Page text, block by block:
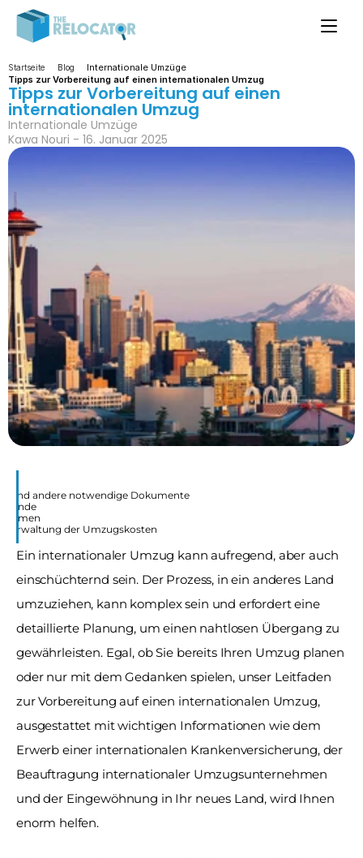
Startseite Blog
Internationale Umzüge
Tipps zur Vorbereitung auf einen internationalen Umzug
Tipps zur Vorbereitung auf einen
internationalen Umzug
Internationale Umzüge
Kawa Nouri - 16. Januar 2025
und andere notwendige Dokumente
Verwaltung der Umzugskosten
Ein internationaler Umzug kann aufregend, aber auch
einschüchternd sein. Der Prozess, in ein anderes Land
umzuziehen, kann komplex sein und erfordert eine
detaillierte Planung, um einen nahtlosen Übergang zu
gewährleisten. Egal, ob Sie bereits Ihren Umzug planen
oder nur mit dem Gedanken spielen, unser Leitfaden
zur Vorbereitung auf einen internationalen Umzug,
ausgestattet mit wichtigen Informationen wie dem
Erwerb einer internationalen Krankenversicherung, der
Beauftragung internationaler Umzugsunternehmen
und der Eingewöhnung in Ihr neues Land, wird Ihnen
enorm helfen.